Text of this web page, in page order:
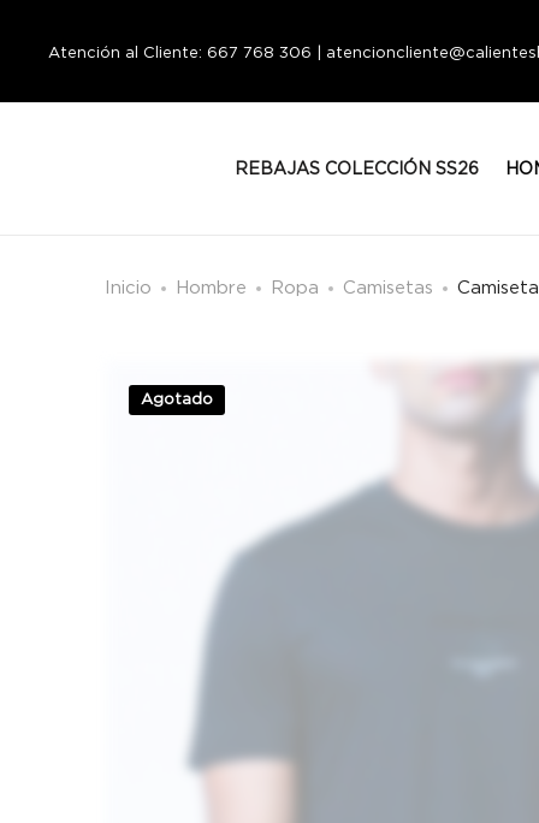
Atención al Cliente: 667 768 306 |
REBAJAS COLECCIÓN SS26
Inicio Hombre Ropa Camisetas
Agotado